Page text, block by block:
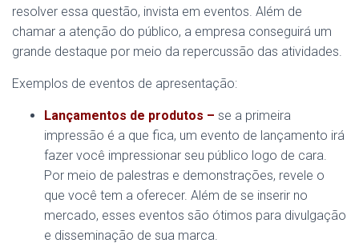
resolver essa questão, invista em eventos. Além de
chamar a atenção do público, a empresa conseguirá um
grande destaque por meio da repercussão das atividades.
Exemplos de eventos de apresentação:
Lançamentos de produtos – se a primeira
impressão é a que fica, um evento de lançamento irá
fazer você impressionar seu público logo de cara.
Por meio de palestras e demonstrações, revele o
que você tem a oferecer. Além de se inserir no
mercado, esses eventos são ótimos para divulgação
e disseminação de sua marca.